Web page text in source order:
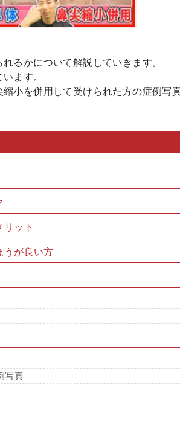
るかについて解説していきます。
ます。
小を併用して受けられた方の症例写
ット
うが良い方
写真